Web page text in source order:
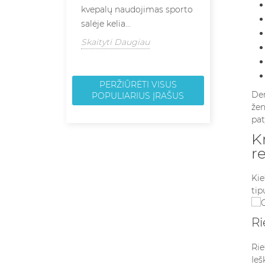
kvepalų naudojimas sporto
salėje kelia...
Skaityti Daugiau
jūsų
aromatų
Skaityti
PERŽIŪRĖTI VISUS
POPULIARIUS ĮRAŠUS